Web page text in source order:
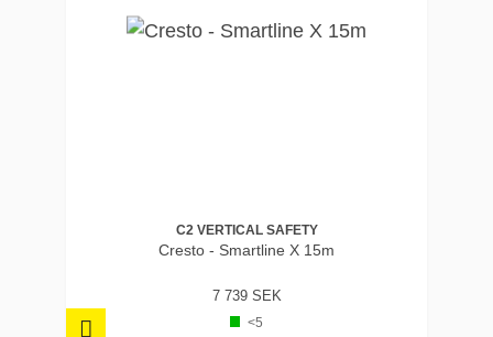
C2 VERTICAL SAFETY
Cresto - Smartline X 15m
7 739 SEK
<5